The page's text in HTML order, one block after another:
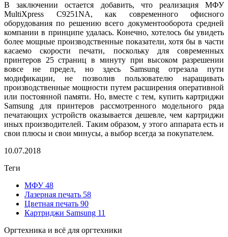
В заключении остается добавить, что реализация МФУ
MultiXpress C9251NA, как современного офисного
оборудования по решению всего документооборота средней
компании в принципе удалась. Конечно, хотелось бы увидеть
более мощные производственные показатели, хотя бы в части
касаемо скорости печати, поскольку для современных
принтеров 25 страниц в минуту при высоком разрешении
вовсе не предел, но здесь Samsung отрезала пути
модификации, не позволив пользователю наращивать
производственные мощности путем расширения оперативной
или постоянной памяти. Но, вместе с тем, купить картриджи
Samsung для принтеров рассмотренного модельного ряда
печатающих устройств оказывается дешевле, чем картриджи
иных производителей. Таким образом, у этого аппарата есть и
свои плюсы и свои минусы, а выбор всегда за покупателем.
10.07.2018
Теги
МФУ48
Лазерная печать 58
Цветная печать 90
Картриджи Samsung 11
Оргтехника и всё для оргтехники